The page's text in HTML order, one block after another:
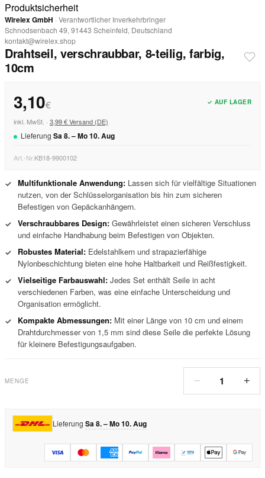
Produktsicherheit
Wirelex GmbH · Verantwortlicher Inverkehrbringer
Schnodsenbach 49, 91443 Scheinfeld, Deutschland
kontakt@wirelex.shop
Drahtseil, verschraubbar, 8-teilig, farbig,
10cm
3,10€ ✓ AUF LAGER
inkl. MwSt. · 3,99 € Versand (DE)
Lieferung Sa8. –Mo10.Aug
Art.-Nr.KB18-9900102
✓ Multifunktionale Anwendung: Lassen sich für vielfältige Situationen
nutzen, von der Schlüsselorganisation bis hin zum sicheren
Befestigen von Gepäckanhängern.
✓ Verschraubbares Design: Gewährleistet einen sicheren Verschluss
und einfache Handhabung beim Befestigen von Objekten.
✓
Robustes Material: Edelstahlkern und strapazierfähige
Nylonbeschichtung bieten eine hohe Haltbarkeit und Reißfestigkeit.
✓ Vielseitige Farbauswahl: Jedes Set enthält Seile in acht
verschiedenen Farben, was eine einfache Unterscheidung und
Organisation ermöglicht.
✓
Kompakte Abmessungen: Mit einer Länge von 10 cm und einem
Drahtdurchmesser von 1,5 mm sind diese Seile die perfekte Lösung
für kleinere Befestigungsaufgaben.
MENGE − 1 +
Lieferung Sa 8. – Mo 10. Aug